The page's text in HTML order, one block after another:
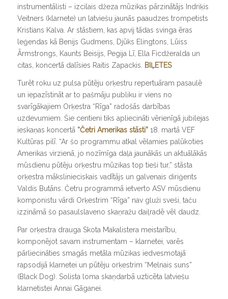
instrumentālisti – izcilais džeza mūzikas pārzinātājs Indriķis
Veitners (klarnete) un latviešu jaunās paaudzes trompetists
Kristians Kalva. Ar stāstiem, kas apvij tādas svinga ēras
leģendas kā Benijs Gudmens, Djūks Elingtons, Lūiss
Ārmstrongs, Kaunts Beisijs, Pegija Lī, Ella Ficdžeralda un
citas, koncertā dalīsies Raitis Zapackis. BIĻETES
Turēt roku uz pulsa pūtēju orķestru repertuāram pasaulē
un iepazīstināt ar to pašmāju publiku ir viens no
svarīgākajiem Orķestra “Rīga” radošās darbības
uzdevumiem. Šie centieni tiks apliecināti vērienīgā jubilejas
ieskaņas koncertā “Četri Amerikas stāsti”18. martā VEF
Kultūras pilī. “Ar šo programmu atkal vēlamies palūkoties
Amerikas virzienā, jo nozīmīga daļa jaunākās un aktuālākās
mūsdienu pūtēju orķestru mūzikas top tieši tur,” stāsta
orķestra mākslinieciskais vadītājs un galvenais diriģents
Valdis Butāns. Četru programmā ietverto ASV mūsdienu
komponistu vārdi Orķestrim “Rīga” nav gluži sveši, taču
izzināmā šo pasaulslaveno skaņražu daiļradē vēl daudz.
Par orķestra drauga Skota Makalistera meistarību,
komponējot savam instrumentam – klarnetei, varēs
pārliecināties smagās metāla mūzikas iedvesmotajā
rapsodijā klarnetei un pūtēju orķestrim “Melnais suns”
(Black Dog). Solista loma skaņdarbā uzticēta latviešu
klarnetistei Annai Gāganei.